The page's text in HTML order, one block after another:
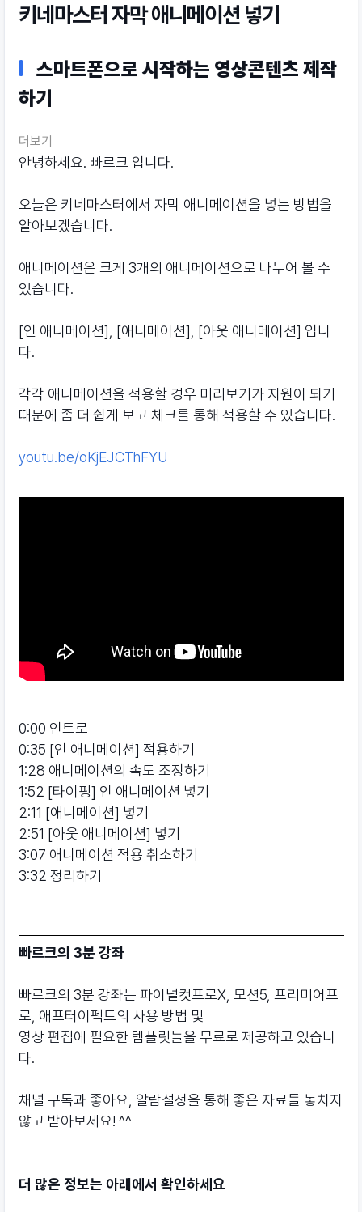
키네마스터 자막 애니메이션 넣기
스마트폰으로 시작하는 영상콘텐츠 제작
하기
더보기
안녕하세요. 빠르크 입니다.
오늘은 키네마스터에서 자막 애니메이션을 넣는 방법을
알아보겠습니다.
애니메이션은 크게 3개의 애니메이션으로 나누어 볼 수
있습니다.
[인 애니메이션], [애니메이션], [아웃 애니메이션] 입니
다.
각각 애니메이션을 적용할 경우 미리보기가 지원이 되기
때문에 좀 더 쉽게 보고 체크를 통해 적용할 수 있습니다.
youtu.be/oKjEJCThFYU
0:00 인트로
0:35 [인 애니메이션] 적용하기
1:28 애니메이션의 속도 조정하기
1:52 [타이핑] 인 애니메이션 넣기
2:11 [애니메이션] 넣기
2:51 [아웃 애니메이션] 넣기
3:07 애니메이션 적용 취소하기
3:32 정리하기
빠르크의 3분 강좌
빠르크의 3분 강좌는 파이널컷프로X, 모션5, 프리미어프
로, 애프터이펙트의 사용 방법 및
영상 편집에 필요한 템플릿들을 무료로 제공하고 있습니
다.
채널 구독과 좋아요, 알람설정을 통해 좋은 자료들 놓치지
않고 받아보세요! ^^
더 많은 정보는 아래에서 확인하세요